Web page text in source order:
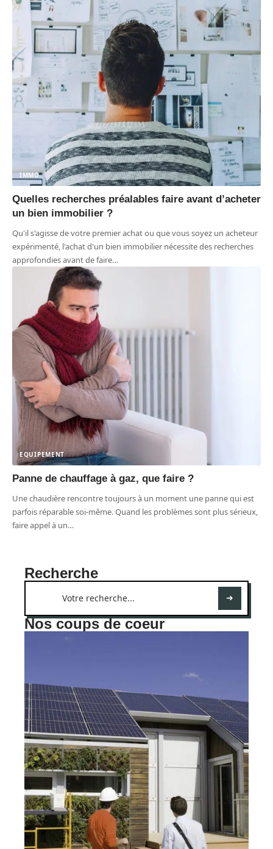
IMMO
Quelles recherches préalables faire avant d’acheter
un bien immobilier ?
Qu'il s'agisse de votre premier achat ou que vous soyez un acheteur
expérimenté, l'achat d'un bien immobilier nécessite des recherches
approfondies avant de faire…
EQUIPEMENT
Panne de chauffage à gaz, que faire ?
Une chaudière rencontre toujours à un moment une panne qui est
parfois réparable soi-même. Quand les problèmes sont plus sérieux,
faire appel à un…
Recherche
Nos coups de coeur